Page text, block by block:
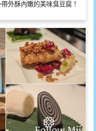
外酥內嫩的美味臭豆腐！